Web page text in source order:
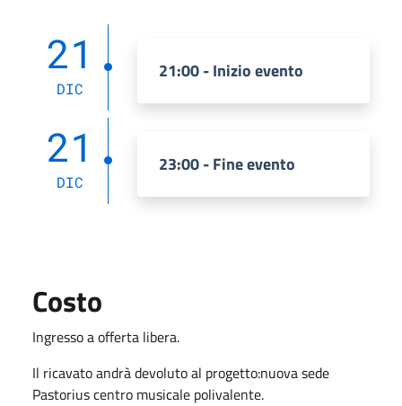
21
DIC
21:00 - Inizio evento
21
DIC
23:00 - Fine evento
Costo
Ingresso a offerta libera.
Il ricavato andrà devoluto al progetto:nuova sede
Pastorius centro musicale polivalente.